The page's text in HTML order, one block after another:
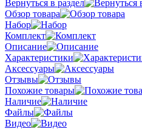
Вернуться в раздел
Обзор товара
Набор
Комплект
Описание
Характеристики
Аксессуары
Отзывы
Похожие товары
Наличие
Файлы
Видео